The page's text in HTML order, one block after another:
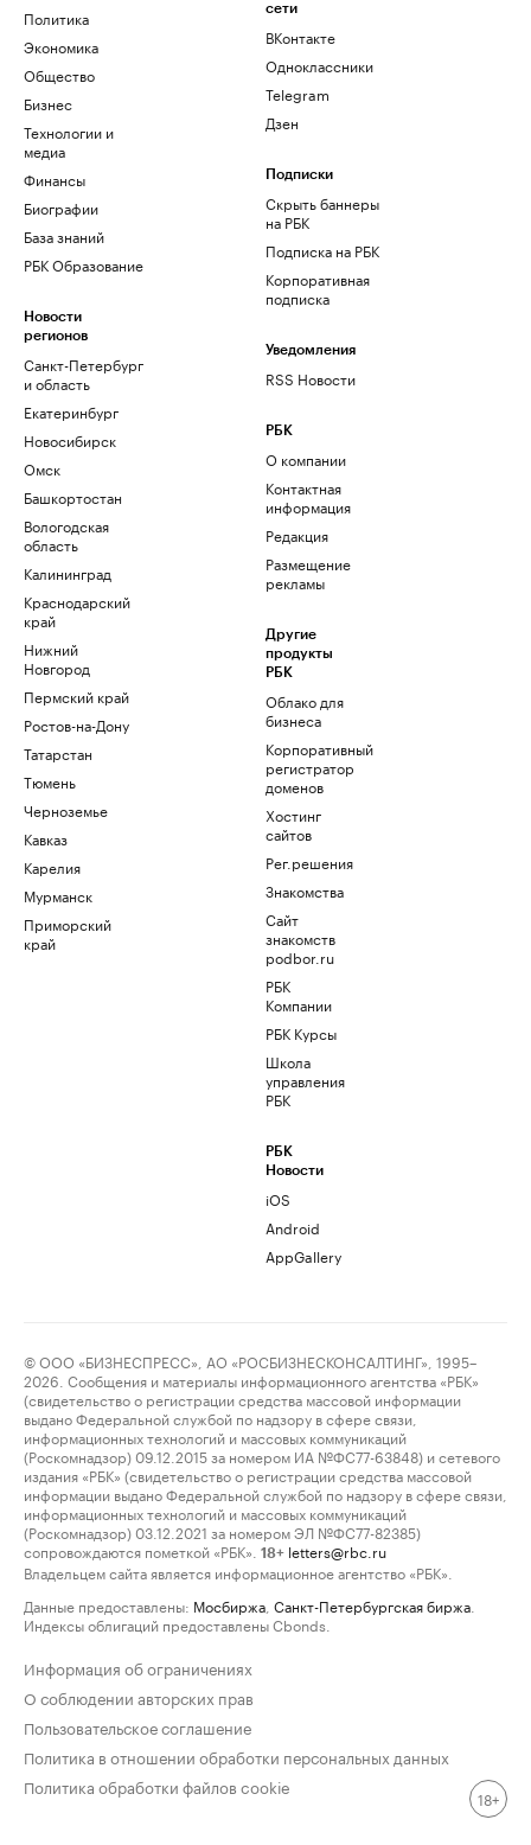
Политика
Экономика
Общество
Бизнес
Технологии и
медиа
Финансы
Биографии
База знаний
РБК Образование
Новости
регионов
Санкт-Петербург
и область
Екатеринбург
Новосибирск
Омск
Башкортостан
Вологодская
область
Калининград
Краснодарский
край
Нижний
Новгород
Пермский край
Ростов-на-Дону
Татарстан
Тюмень
Черноземье
Кавказ
Карелия
Мурманск
Приморский
край
сети
ВКонтакте
Одноклассники
Telegram
Дзен
Подписки
Скрыть баннеры
на РБК
Подписка на РБК
Корпоративная
подписка
Уведомления
RSS Новости
РБК
О компании
Контактная
информация
Редакция
Размещение
рекламы
Другие
продукты
РБК
Облако для
бизнеса
Корпоративный
регистратор
доменов
Хостинг
сайтов
Рег.решения
Знакомства
Сайт
знакомств
podbor.ru
РБК
Компании
РБК Курсы
Школа
управления
РБК
РБК
Новости
iOS
Android
AppGallery
© ООО «БИЗНЕСПРЕСС», АО «РОСБИЗНЕСКОНСАЛТИНГ», 1995–
2026. Сообщения и материалы информационного агентства «РБК»
(свидетельство о регистрации средства массовой информации
выдано Федеральной службой по надзору в сфере связи,
информационных технологий и массовых коммуникаций
(Роскомнадзор) 09.12.2015 за номером ИА №ФС77-63848) и сетевого
издания «РБК» (свидетельство о регистрации средства массовой
информации выдано Федеральной службой по надзору в сфере связи,
информационных технологий и массовых коммуникаций
(Роскомнадзор) 03.12.2021 за номером ЭЛ №ФС77-82385)
сопровождаются пометкой «РБК».
18+ letters@rbc.ru
Владельцем сайта является информационное агентство «РБК».
Данные предоставлены: Мосбиржа Санкт-Петербургская биржа
Индексы облигаций предоставлены Cbonds.
Информация об ограничениях
О соблюдении авторских прав
Пользовательское соглашение
Политика в отношении обработки персональных данных
Политика обработки файлов cookie
18+